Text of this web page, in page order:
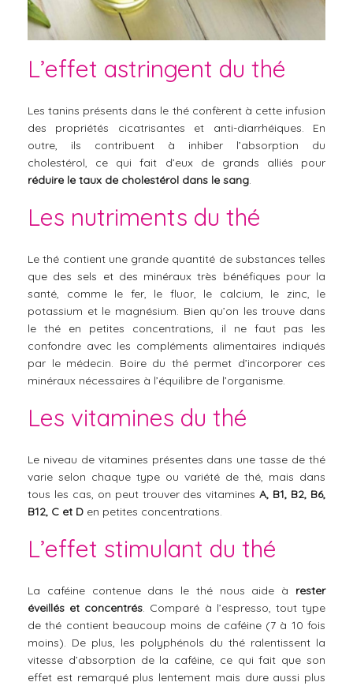
L’effet astringent du thé
Les tanins présents dans le thé confèrent à cette infusion
des propriétés cicatrisantes et anti-diarrhéiques. En
outre, ils contribuent à inhiber l’absorption du
cholestérol, ce qui fait d’eux de grands alliés pour
réduire le taux de cholestérol dans le sang.
Les nutriments du thé
Le thé contient une grande quantité de substances telles
que des sels et des minéraux très bénéfiques pour la
santé, comme le fer, le fluor, le calcium, le zinc, le
potassium et le magnésium. Bien qu’on les trouve dans
le thé en petites concentrations, il ne faut pas les
confondre avec les compléments alimentaires indiqués
par le médecin. Boire du thé permet d’incorporer ces
minéraux nécessaires à l’équilibre de l’organisme.
Les vitamines du thé
Le niveau de vitamines présentes dans une tasse de thé
varie selon chaque type ou variété de thé, mais dans
tous les cas, on peut trouver des vitaminesA, B1, B2, B6,
B12, C et D en petites concentrations.
L’effet stimulant du thé
La caféine contenue dans le thé nous aide à rester
éveillés et concentrés. Comparé à l’espresso, tout type
de thé contient beaucoup moins de caféine (7 à 10 fois
moins). De plus, les polyphénols du thé ralentissent la
vitesse d’absorption de la caféine, ce qui fait que son
effet est remarqué plus lentement mais dure aussi plus